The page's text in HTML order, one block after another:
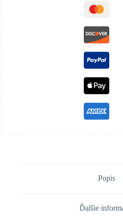
Popis
Ďalšie